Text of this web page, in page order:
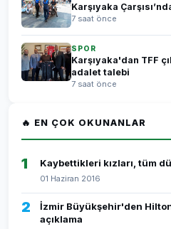
Karşıyaka
7 saat önce
SPOR
Karşıyaka'dan TFF
adalet talebi
7 saat önce
🔥 EN ÇOK OKUNANLAR
1 Kaybettikleri kızları, tüm
01 Haziran 2016
2
İzmir Büyükşehir'den
açıklama